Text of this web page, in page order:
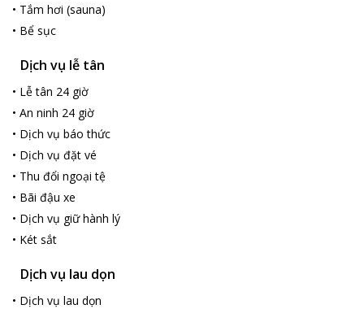
• Tắm hơi (sauna)
• Bể sục
Dịch vụ lễ tân
• Lễ tân 24 giờ
• An ninh 24 giờ
• Dịch vụ báo thức
• Dịch vụ đặt vé
• Thu đổi ngoại tệ
• Bãi đậu xe
• Dịch vụ giữ hành lý
• Két sắt
Dịch vụ lau dọn
• Dịch vụ lau dọn